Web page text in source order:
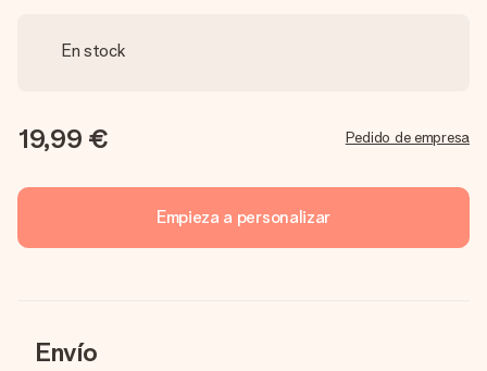
En stock
19,99 € Pedido de empresa
Empieza a personalizar
Envío